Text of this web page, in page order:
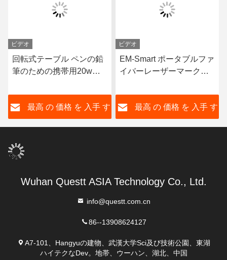
ビデオ
回転式テーブル ペンの鉛
筆のための携帯用20w繊
最高 の 価格 を 入手 す
ビデオ
EM-Smart ポータブルファ
イバーレーザーマークマ
ーエグレーバー 小型空気
冷却最高 の 価格 を 入手 す
Wuhan Questt ASIA Technology Co., Ltd.
info@questt.com.cn
86--13908624127
A7-101、Hangyuの建物、武漢大学Sci及び技術公園、東湖
ハイテクなDev。地帯、ウーハン、湖北、中国